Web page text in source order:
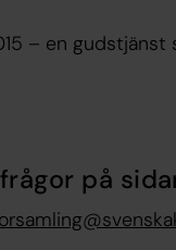
– en gudstjänst
på